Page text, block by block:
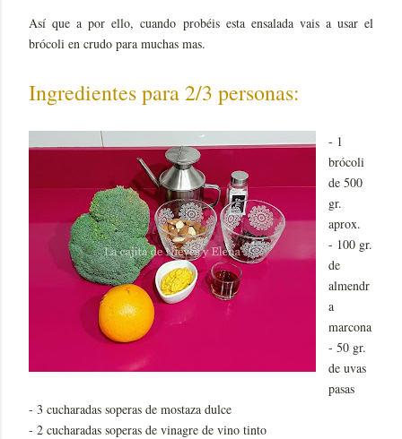
Así que a por ello, cuando probéis esta ensalada vais a usar el
brócoli en crudo para muchas mas.
Ingredientes para 2/3 personas:
- 1
brócoli
de 500
gr.
aprox.
- 100 gr.
de
almendr
a
marcona
- 50 gr.
de uvas
pasas
- 3 cucharadas soperas de mostaza dulce
- 2 cucharadas soperas de vinagre de vino tinto